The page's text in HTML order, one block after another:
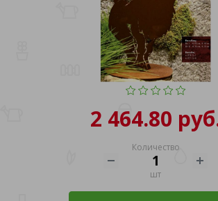
2 464.80
Количество
шт